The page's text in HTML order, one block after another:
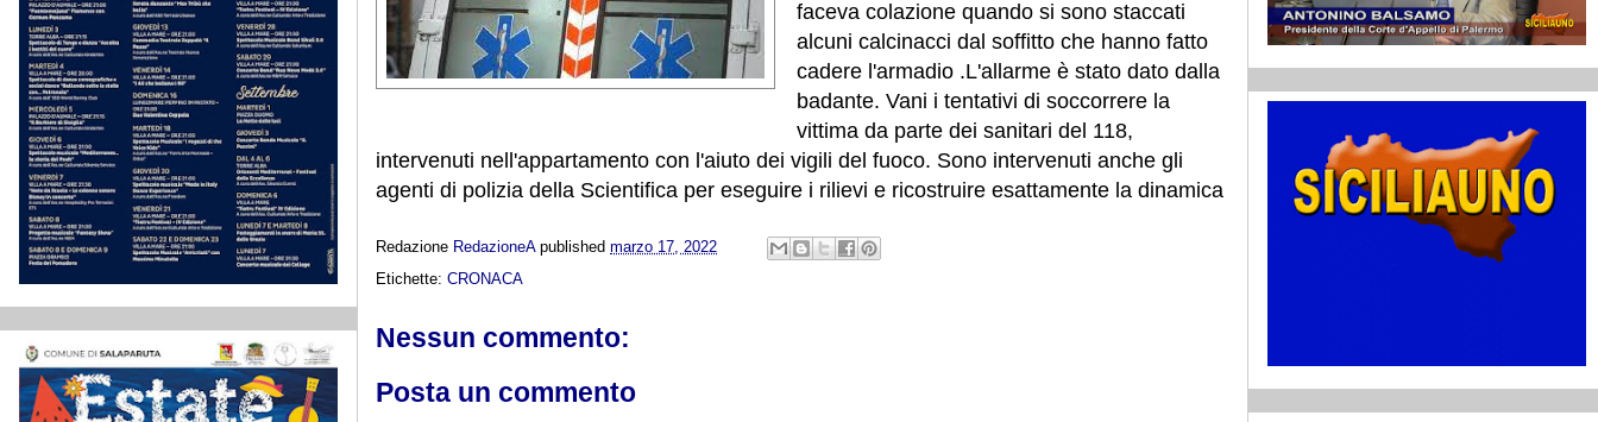
faceva colazione quando si sono staccati
alcuni calcinacci dal soffitto che hanno fatto
cadere l'armadio .L'allarme è stato dato dalla
badante. Vani i tentativi di soccorrere la
vittima da parte dei sanitari del 118,
intervenuti nell'appartamento con l'aiuto dei vigili del fuoco. Sono intervenuti anche gli
agenti di polizia della Scientifica per eseguire i rilievi e ricostruire esattamente la dinamica
Redazione RedazioneA published marzo 17, 2022
Etichette: CRONACA
Nessun commento:
Posta un commento